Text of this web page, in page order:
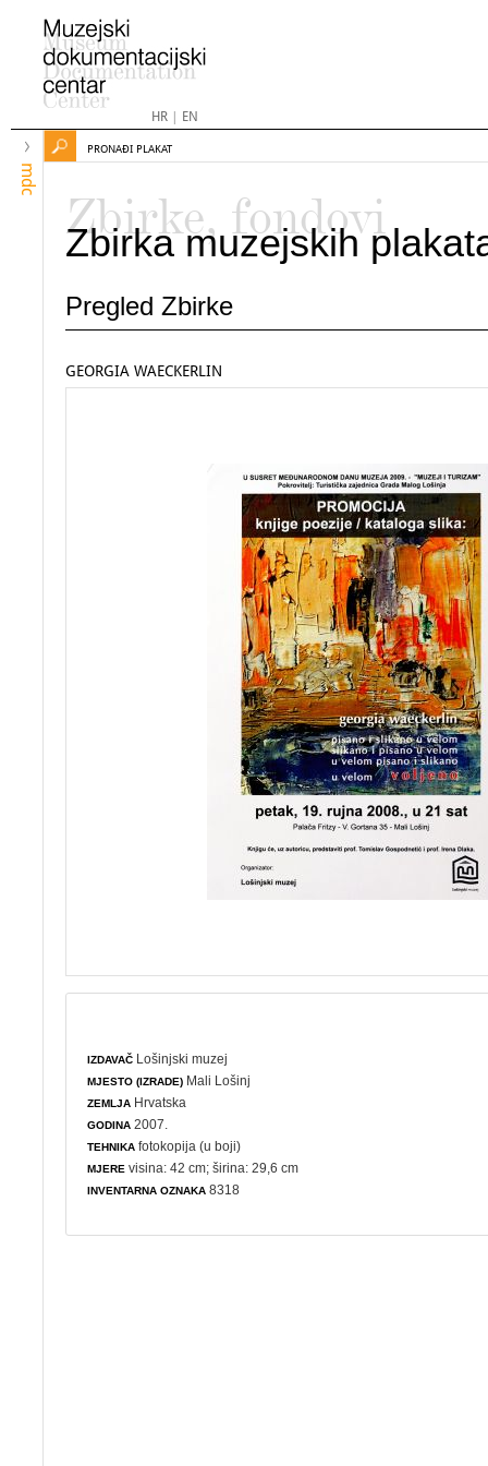
HR| EN
mdc
PRONAĐI PLAKAT
Zbirke, fondovi
Zbirka muzejskih
Pregled Zbirke
GEORGIA WAECKERLIN
IZDAVAČ Lošinjski muzej
MJESTO (IZRADE) Mali Lošinj
ZEMLJA Hrvatska
GODINA 2007.
TEHNIKA fotokopija (u boji)
MJERE visina: 42 cm; širina: 29,6 cm
INVENTARNA OZNAKA 8318